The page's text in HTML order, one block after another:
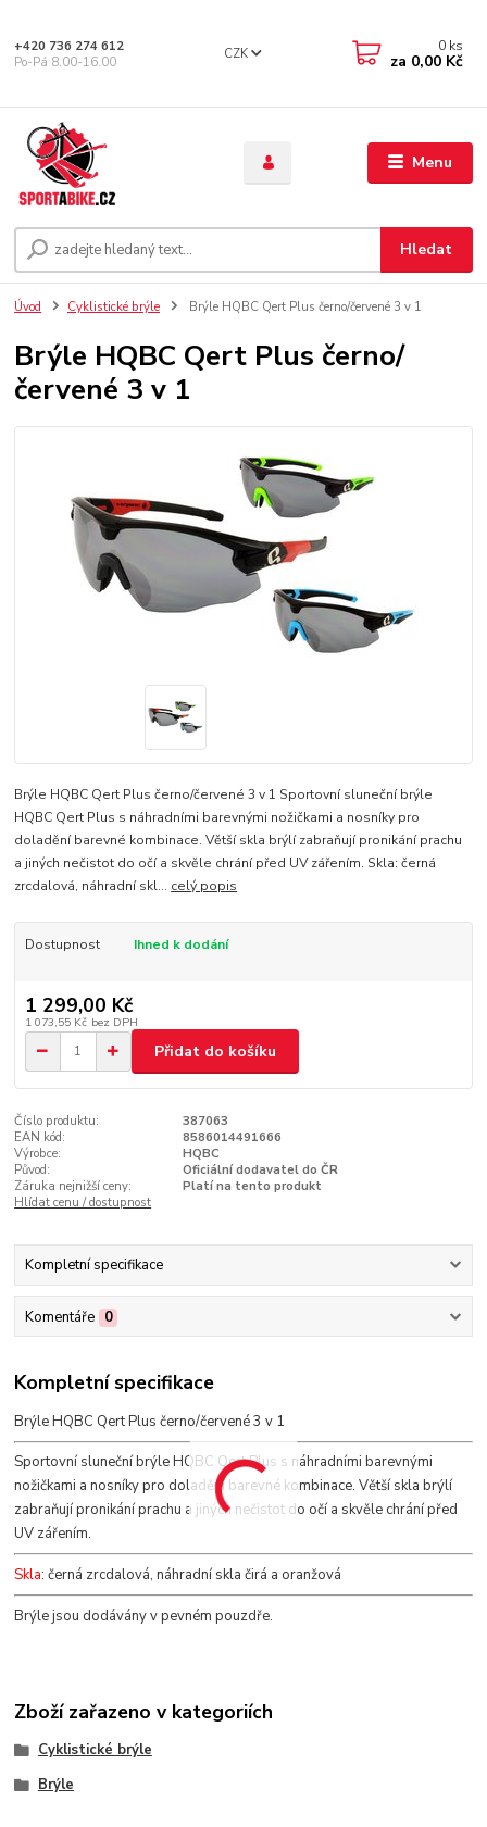
Menu
CZK
Hledat
+420 736 274 612
Po-Pá 8.00-16.00
0 ks
za 0,00 Kč
Úvod Cyklistické brýle Brýle HQBC Qert Plus černo/červené 3 v 1
Brýle HQBC Qert Plus černo/
červené 3 v 1
Brýle HQBC Qert Plus černo/červené 3 v 1 Sportovní sluneční brýle
HQBC Qert Plus s náhradními barevnými nožičkami a nosníky pro
doladění barevné kombinace. Větší skla brýlí zabraňují pronikání prachu
a jiných nečistot do očí a skvěle chrání před UV zářením. Skla: černá
zrcdalová, náhradní skl... celý popis
Dostupnost Ihned k dodání
1 299,00 Kč
1 073,55 Kč bez DPH
Přidat do košíku
Číslo produktu:
387063
EAN kód:
8586014491666
Výrobce:
HQBC
Původ:
Oficiální dodavatel do ČR
Záruka nejnižší ceny:
Platí na tento produkt
Hlídat cenu / dostupnost
Kompletní specifikace
Komentáře 0
Kompletní specifikace
Brýle HQBC Qert Plus černo/červené 3 v 1
Sportovní sluneční brýle HQBC Qert Plus s náhradními barevnými
nožičkami a nosníky pro doladění barevné kombinace. Větší skla brýlí
zabraňují pronikání prachu a jiných nečistot do očí a skvěle chrání před
UV zářením.
Skla: černá zrcdalová, náhradní skla čirá a oranžová
Brýle jsou dodávány v pevném pouzdře.
Zboží zařazeno v kategoriích
Cyklistické brýle
Brýle